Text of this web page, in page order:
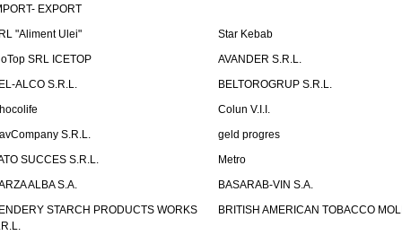
EXPORT
"Aliment Ulei"
Star Kebab
SRL ICETOP
AVANDER S.R.L.
ALCO S.R.L.
BELTOROGRUP S.R.L.
Colun V.I.I.
S.R.L.
geld progres
SUCCES S.R.L.
Metro
ALBA S.A.
BASARAB-VIN S.A.
STARCH PRODUCTS WORKS
BRITISH AMERICAN TOBACCO